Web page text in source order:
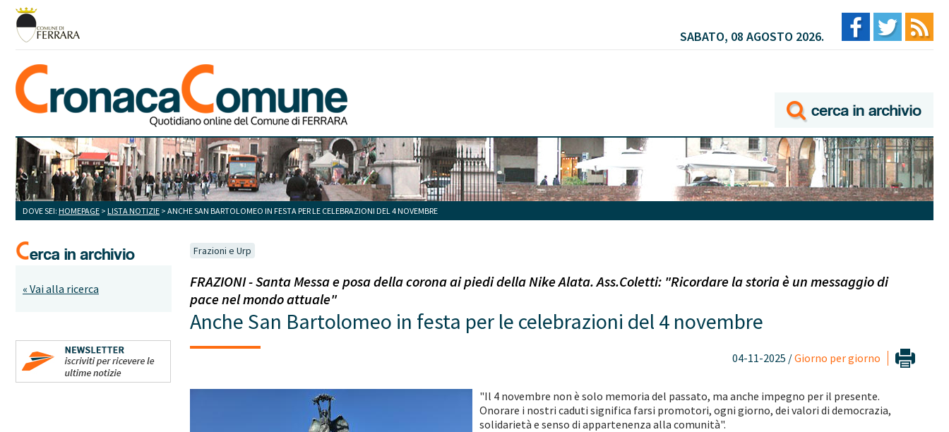
SABATO, 08 AGOSTO 2026.
DOVE SEI: HOMEPAGE > LISTA NOTIZIE > ANCHE SAN BARTOLOMEO IN FESTA PER LE CELEBRAZIONI DEL 4 NOVEMBRE
« Vai alla ricerca
Frazioni e Urp
FRAZIONI - Santa Messa e posa della corona ai piedi della Nike Alata. Ass.Coletti: "Ricordare la storia è un messaggio di
pace nel mondo attuale"
Anche San Bartolomeo in festa per le celebrazioni del 4 novembre
04-11-2025 /Giorno per giorno
"Il 4 novembre non è solo memoria del passato, ma anche impegno per il presente.
Onorare i nostri caduti significa farsi promotori, ogni giorno, dei valori di democrazia,
solidarietà e senso di appartenenza alla comunità".